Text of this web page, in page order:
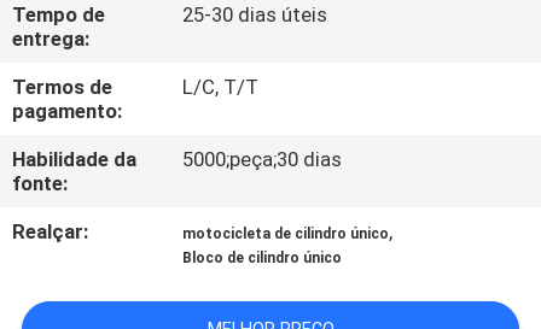
CONTACTE-
NOS
PEÇA
CITAÇÕES
Tempo de
entrega:
25-30 dias úteis
Termos de
pagamento:
L/C, T/T
Habilidade da
fonte:
5000;peça;30 dias
Realçar: motocicleta de cilindro único,
Bloco de cilindro único